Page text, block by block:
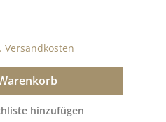
Versandkosten
hinzufügen